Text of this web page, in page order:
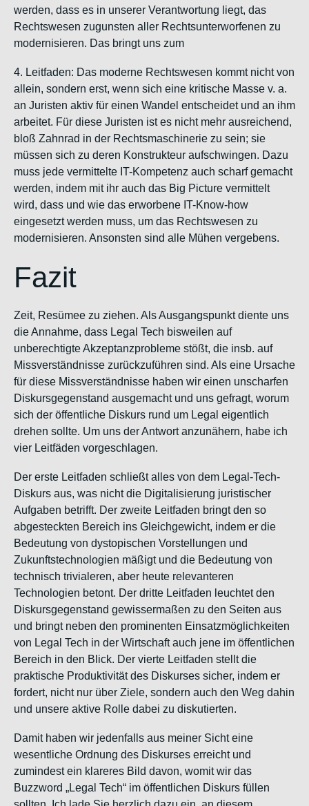
werden, dass es in unserer Verantwortung liegt, das
Rechtswesen zugunsten aller Rechtsunterworfenen zu
modernisieren. Das bringt uns zum
4. Leitfaden: Das moderne Rechtswesen kommt nicht von
allein, sondern erst, wenn sich eine kritische Masse v. a.
an Juristen aktiv für einen Wandel entscheidet und an ihm
arbeitet. Für diese Juristen ist es nicht mehr ausreichend,
bloß Zahnrad in der Rechtsmaschinerie zu sein; sie
müssen sich zu deren Konstrukteur aufschwingen. Dazu
muss jede vermittelte IT-Kompetenz auch scharf gemacht
werden, indem mit ihr auch das Big Picture vermittelt
wird, dass und wie das erworbene IT-Know-how
eingesetzt werden muss, um das Rechtswesen zu
modernisieren. Ansonsten sind alle Mühen vergebens.
Fazit
Zeit, Resümee zu ziehen. Als Ausgangspunkt diente uns
die Annahme, dass Legal Tech bisweilen auf
unberechtigte Akzeptanzprobleme stößt, die insb. auf
Missverständnisse zurückzuführen sind. Als eine Ursache
für diese Missverständnisse haben wir einen unscharfen
Diskursgegenstand ausgemacht und uns gefragt, worum
sich der öffentliche Diskurs rund um Legal eigentlich
drehen sollte. Um uns der Antwort anzunähern, habe ich
vier Leitfäden vorgeschlagen.
Der erste Leitfaden schließt alles von dem Legal-Tech-
Diskurs aus, was nicht die Digitalisierung juristischer
Aufgaben betrifft. Der zweite Leitfaden bringt den so
abgesteckten Bereich ins Gleichgewicht, indem er die
Bedeutung von dystopischen Vorstellungen und
Zukunftstechnologien mäßigt und die Bedeutung von
technisch trivialeren, aber heute relevanteren
Technologien betont. Der dritte Leitfaden leuchtet den
Diskursgegenstand gewissermaßen zu den Seiten aus
und bringt neben den prominenten Einsatzmöglichkeiten
von Legal Tech in der Wirtschaft auch jene im öffentlichen
Bereich in den Blick. Der vierte Leitfaden stellt die
praktische Produktivität des Diskurses sicher, indem er
fordert, nicht nur über Ziele, sondern auch den Weg dahin
und unsere aktive Rolle dabei zu diskutierten.
Damit haben wir jedenfalls aus meiner Sicht eine
wesentliche Ordnung des Diskurses erreicht und
zumindest ein klareres Bild davon, womit wir das
Buzzword „Legal Tech“ im öffentlichen Diskurs füllen